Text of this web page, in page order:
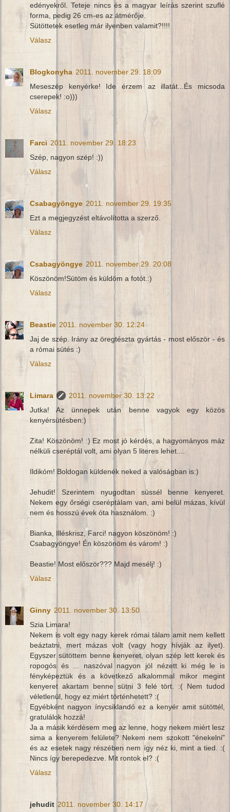
edényekről. Teteje nincs és a magyar leírás szerint szuflé
forma, pedig 26 cm-es az átmérője.
Sütöttetek esetleg már ilyenben valamit?!!!!
Válasz
Blogkonyha 2011. november 29. 18:09
Meseszép kenyérke! Ide érzem az illatát...És micsoda
cserepek! :o)))
Válasz
Farci 2011. november 29. 18:23
Szép, nagyon szép! :))
Válasz
Csabagyöngye 2011. november 29. 19:35
Ezt a megjegyzést eltávolította a szerző.
Válasz
Csabagyöngye 2011. november 29. 20:08
Köszönöm!Sütöm és küldöm a fotót.:)
Válasz
Beastie 2011. november 30. 12:24
Jaj de szép. Irány az öregtészta gyártás - most először - és
a római sütés :)
Válasz
Limara
2011. november 30. 13:22
Jutka! Az ünnepek után benne vagyok egy közös
kenyérsütésben:)
Zita! Köszönöm! :) Ez most jó kérdés, a hagyományos máz
nélküli cseréptál volt, ami olyan 5 literes lehet....
Ildikóm! Boldogan küldenék neked a valóságban is:)
Jehudit! Szerintem nyugodtan süssél benne kenyeret.
Nekem egy őrségi cseréptálam van, ami belül mázas, kívül
nem és hosszú évek óta használom. :)
Bianka, Illéskrisz, Farci! nagyon köszönöm! :)
Csabagyöngye! Én köszönöm és várom! :)
Beastie! Most először??? Majd mesélj! :)
Válasz
Ginny 2011. november 30. 13:50
Szia Limara!
Nekem is volt egy nagy kerek római tálam amit nem kellett
beáztatni, mert mázas volt (vagy hogy hívják az ilyet).
Egyszer sütöttem benne kenyeret, olyan szép lett kerek és
ropogós és ... naszóval nagyon jól nézett ki még le is
fényképeztük és a következő alkalommal mikor megint
kenyeret akartam benne sütni 3 felé tört. :( Nem tudod
véletlenül, hogy ez miért történhetett? :(
Egyébként nagyon ínycsiklandó ez a kenyér amit sütöttél,
gratulálok hozzá!
Ja a másik kérdésem meg az lenne, hogy nekem miért lesz
sima a kenyerem felülete? Nekem nem szokott "énekelni"
és az esetek nagy részében nem így néz ki, mint a tied. :(
Nincs így berepedezve. Mit rontok el? :(
Válasz
jehudit 2011. november 30. 14:17